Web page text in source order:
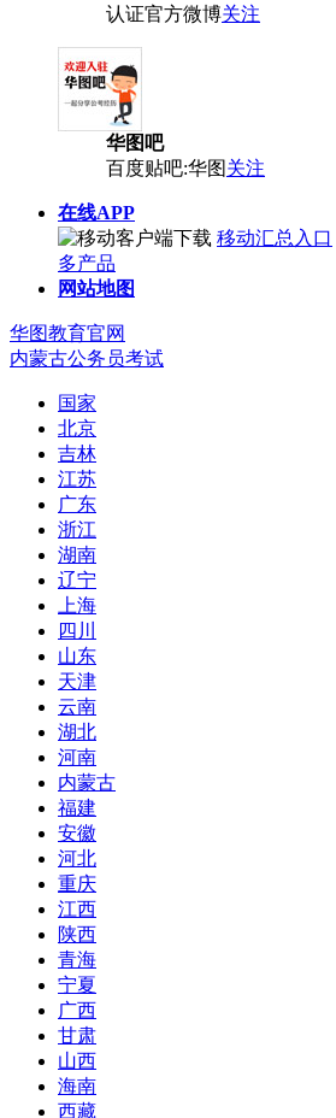
认证官方微博关注
华图吧
百度贴吧:华图关注
在线APP
移动汇总入口
多产品
网站地图
华图教育官网
内蒙古公务员考试
国家
北京
吉林
江苏
广东
浙江
湖南
辽宁
上海
四川
山东
天津
云南
湖北
河南
内蒙古
福建
安徽
河北
重庆
江西
陕西
青海
宁夏
广西
甘肃
山西
海南
西藏